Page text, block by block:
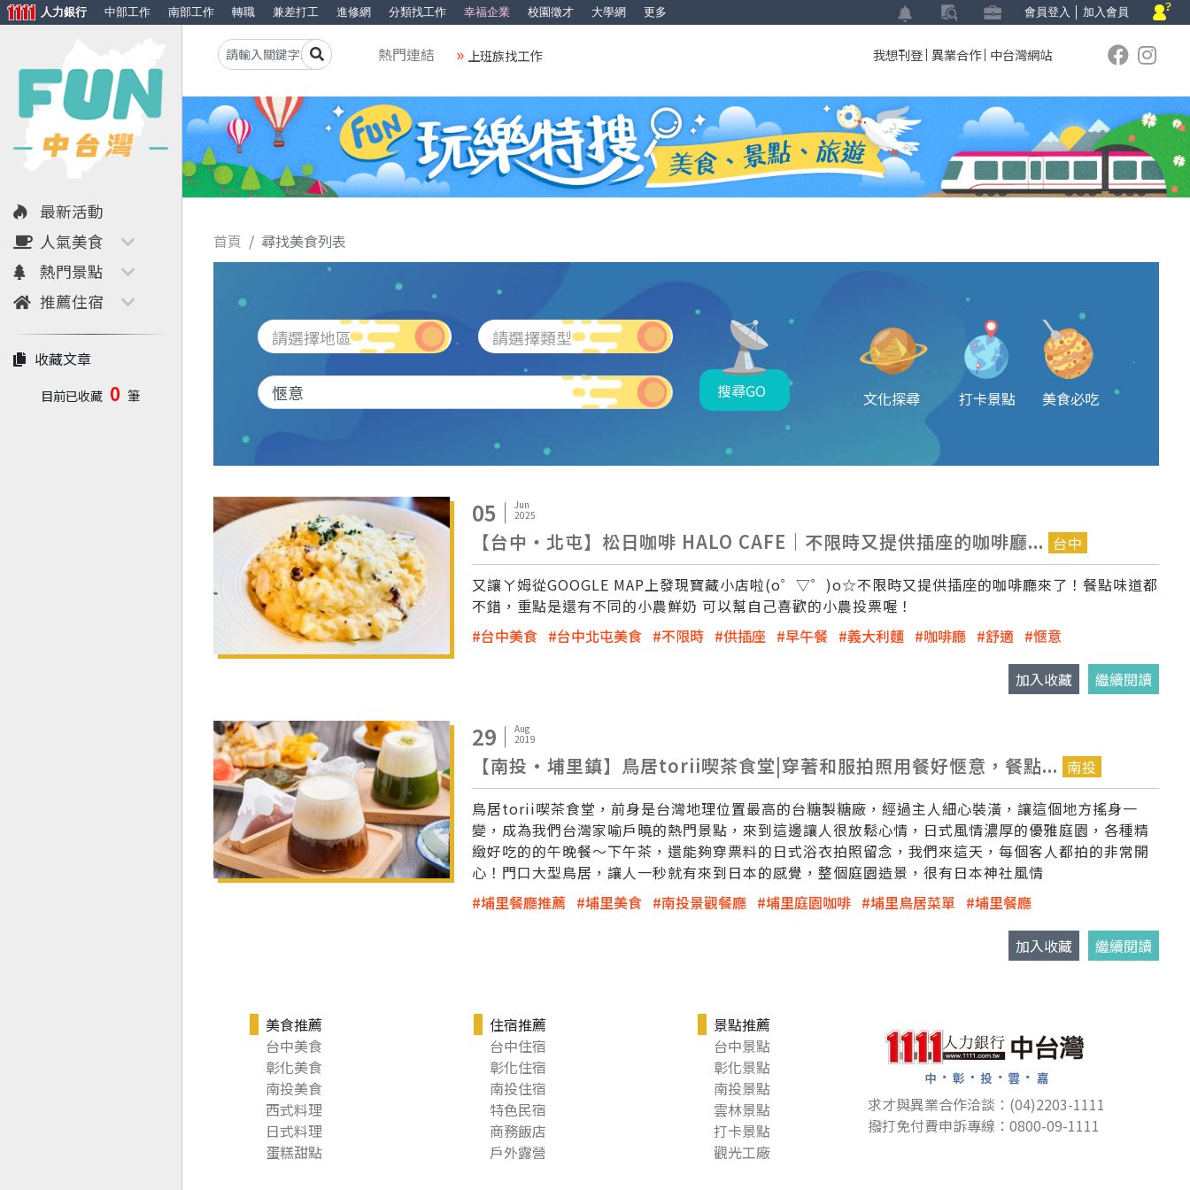
會員登入 加入會員
人力銀行 中部工作 南部工作 轉職 兼差打工 進修網 分類找工作 幸福企業 校園徵才 大學網 更多
最新活動
人氣美食
熱門景點
推薦住宿
收藏文章
目前已收藏 0 筆
熱門連結 上班族找工作 我想刊登 異業合作 中台灣網站
首頁 尋找美食列表
請選擇地區 請選擇類型
搜尋GO 文化探尋 打卡景點 美食必吃
05
Jun
2025
【台中‧北屯】松日咖啡 HALO CAFE｜不限時又提供插座的咖啡廳... 台中
又讓ㄚ姆從GOOGLE MAP上發現寶藏小店啦(o゜▽゜)o☆不限時又提供插座的咖啡廳來了！餐點味道都
不錯，重點是還有不同的小農鮮奶 可以幫自己喜歡的小農投票喔！
台中美食
台中北屯美食 不限時 供插座 早午餐 義大利麵 咖啡廳 舒適 愜意
加入收藏 繼續閱讀
29
Aug
2019
【南投·埔里鎮】鳥居torii喫茶食堂|穿著和服拍照用餐好愜意，餐點... 南投
鳥居torii喫茶食堂，前身是台灣地理位置最高的台糖製糖廠，經過主人細心裝潢，讓這個地方搖身一
變，成為我們台灣家喻戶曉的熱門景點，來到這邊讓人很放鬆心情，日式風情濃厚的優雅庭園，各種精
緻好吃的的午晚餐～下午茶，還能夠穿票料的日式浴衣拍照留念，我們來這天，每個客人都拍的非常開
心！門口大型鳥居，讓人一秒就有來到日本的感覺，整個庭園造景，很有日本神社風情
埔里餐廳推薦
埔里美食 南投景觀餐廳 埔里庭園咖啡 埔里鳥居菜單 埔里餐廳
加入收藏 繼續閱讀
美食推薦
台中美食
彰化美食
南投美食
西式料理
日式料理
蛋糕甜點
住宿推薦
台中住宿
彰化住宿
南投住宿
特色民宿
商務飯店
戶外露營
景點推薦
台中景點
彰化景點
南投景點
雲林景點
打卡景點
觀光工廠
求才與異業合作洽談：(04)2203-1111
撥打免付費申訴專線：0800-09-1111